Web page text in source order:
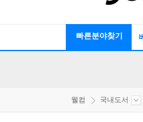
빠른분야찾기
웰컴 국내도서